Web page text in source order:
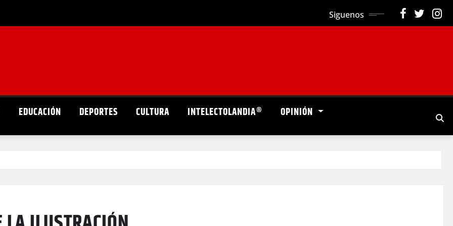
Siguenos
EDUCACIÓN DEPORTES CULTURA INTELECTOLANDIA® OPINIÓN